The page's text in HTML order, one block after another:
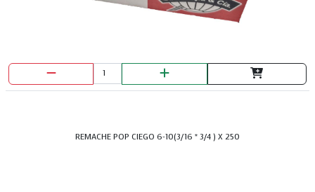
DISCO DIAMANTADO CONTINUO 4.1/2 ABRACOL
REMACHE POP CIEGO 6-10(3/16 * 3/4 ) X 250